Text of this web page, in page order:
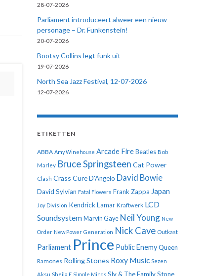
28-07-2026
Parliament introduceert alweer een nieuw
personage – Dr. Funkenstein!
20-07-2026
Bootsy Collins legt funk uit
19-07-2026
North Sea Jazz Festival, 12-07-2026
12-07-2026
ETIKETTEN
ABBA Amy Winehouse Arcade Fire Beatles Bob
Marley Bruce Springsteen Cat Power
Clash Crass CureD'Angelo David Bowie
David Sylvian Fatal Flowers Frank Zappa Japan
Joy Division Kendrick Lamar Kraftwerk LCD
Soundsystem Marvin Gaye Neil Young New
Order New Power Generation Nick Cave Outkast
Parliament Prince Public EnemyQueen
Ramones Rolling Stones Roxy Music Sezen
Aksu Sheila E Simple Minds Sly & The Family Stone